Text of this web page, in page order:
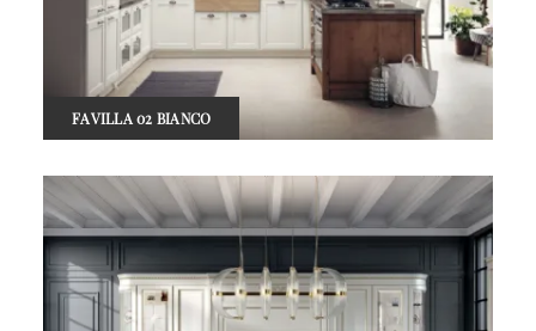
FAVILLA 02 BIANCO